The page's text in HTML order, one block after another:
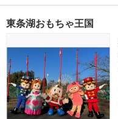
東条湖おもちゃ王国